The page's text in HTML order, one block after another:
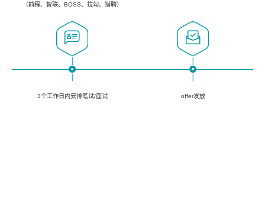
（前程、智联、BOSS、拉勾、猎聘）
3个工作日内安排笔试/面试 offer发放